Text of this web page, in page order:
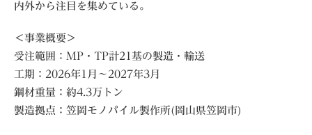
内外から注目を集めている。
＜事業概要＞
受注範囲：MP・TP計21基の製造・輸送
工期：2026年1月〜2027年3月
鋼材重量：約4.3万トン
製造拠点：笠岡モノパイル製作所(岡山県笠岡市)